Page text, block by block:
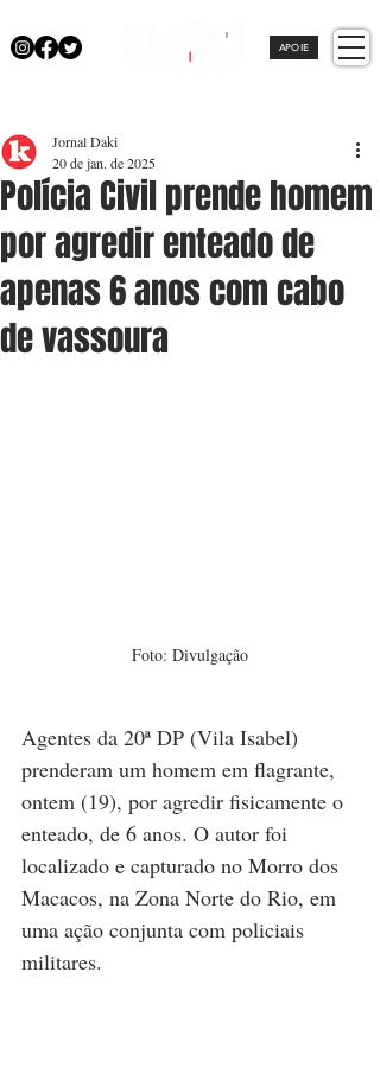
APOIE
Polícia Civil prende homem
por agredir enteado de
apenas 6 anos com cabo
de vassoura
Jornal Daki
20 de jan. de 2025
Foto: Divulgação
Agentes da 20ª DP (Vila Isabel)
prenderam um homem em flagrante,
ontem (19), por agredir fisicamente o
enteado, de 6 anos. O autor foi
localizado e capturado no Morro dos
Macacos, na Zona Norte do Rio, em
uma ação conjunta com policiais
militares.